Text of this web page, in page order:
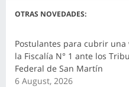
OTRAS NOVEDADES:
Postulantes para cubrir
la Fiscalía N° 1 ante los
Federal de San Martín
6 August, 2026